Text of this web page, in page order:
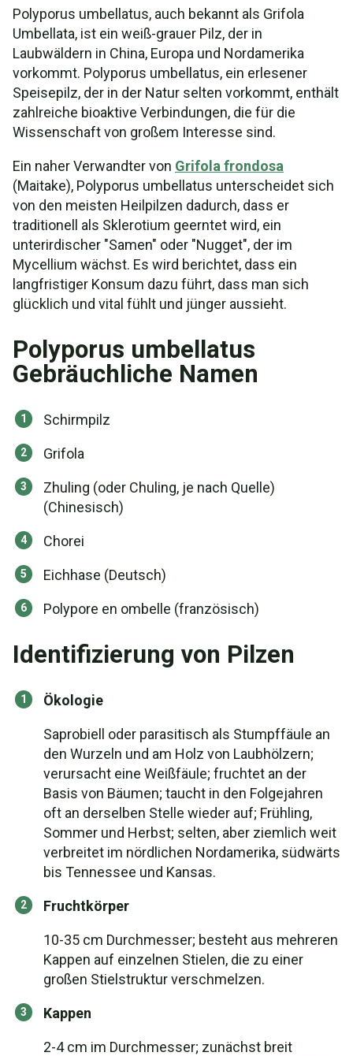
Polyporus umbellatus, auch bekannt als Grifola
Umbellata, ist ein weiß-grauer Pilz, der in
Laubwäldern in China, Europa und Nordamerika
vorkommt. Polyporus umbellatus, ein erlesener
Speisepilz, der in der Natur selten vorkommt, enthält
zahlreiche bioaktive Verbindungen, die für die
Wissenschaft von großem Interesse sind.
Ein naher Verwandter von Grifola frondosa
(Maitake), Polyporus umbellatus unterscheidet sich
von den meisten Heilpilzen dadurch, dass er
traditionell als Sklerotium geerntet wird, ein
unterirdischer "Samen" oder "Nugget", der im
Mycellium wächst. Es wird berichtet, dass ein
langfristiger Konsum dazu führt, dass man sich
glücklich und vital fühlt und jünger aussieht.
Polyporus umbellatus
Gebräuchliche Namen
Schirmpilz
Grifola
Zhuling (oder Chuling, je nach Quelle)
(Chinesisch)
Chorei
Eichhase (Deutsch)
Polypore en ombelle (französisch)
Identifizierung von Pilzen
Ökologie
Saprobiell oder parasitisch als Stumpffäule an
den Wurzeln und am Holz von Laubhölzern;
verursacht eine Weißfäule; fruchtet an der
Basis von Bäumen; taucht in den Folgejahren
oft an derselben Stelle wieder auf; Frühling,
Sommer und Herbst; selten, aber ziemlich weit
verbreitet im nördlichen Nordamerika, südwärts
bis Tennessee und Kansas.
Fruchtkörper
10-35 cm Durchmesser; besteht aus mehreren
Kappen auf einzelnen Stielen, die zu einer
großen Stielstruktur verschmelzen.
Kappen
2-4 cm im Durchmesser; zunächst breit